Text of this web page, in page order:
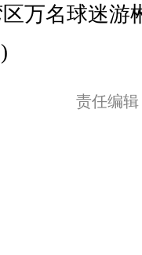
万名球迷游
责任编